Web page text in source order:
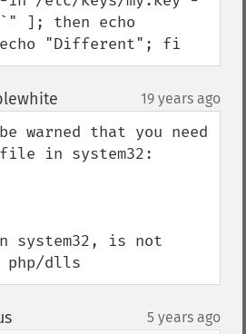
]; then echo
echo "Different"; fi
19 years ago
warned that you need
in system32:
system32, is not
php/dlls
¶ 5 years ago